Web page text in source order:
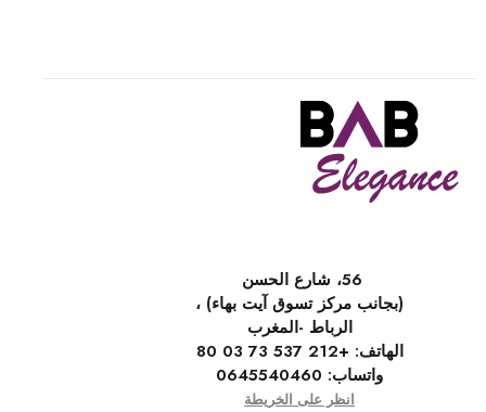
56، شارع الحسن
(بجانب مركز تسوق آيت بهاء) ،
الرباط -المغرب
الهاتف: +212 537 73 03 80
واتساب: 0645540460
انظر على الخريطة